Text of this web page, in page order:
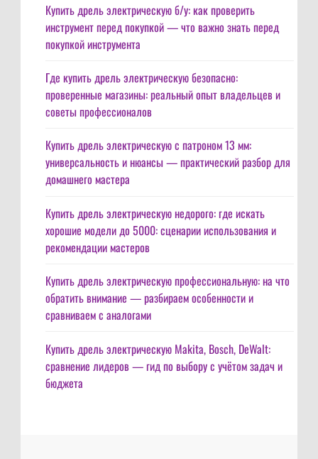
Купить дрель электрическую б/у: как проверить
инструмент перед покупкой — что важно знать перед
покупкой инструмента
Где купить дрель электрическую безопасно:
проверенные магазины: реальный опыт владельцев и
советы профессионалов
Купить дрель электрическую с патроном 13 мм:
универсальность и нюансы — практический разбор для
домашнего мастера
Купить дрель электрическую недорого: где искать
хорошие модели до 5000: сценарии использования и
рекомендации мастеров
Купить дрель электрическую профессиональную: на что
обратить внимание — разбираем особенности и
сравниваем с аналогами
Купить дрель электрическую Makita, Bosch, DeWalt:
сравнение лидеров — гид по выбору с учётом задач и
бюджета